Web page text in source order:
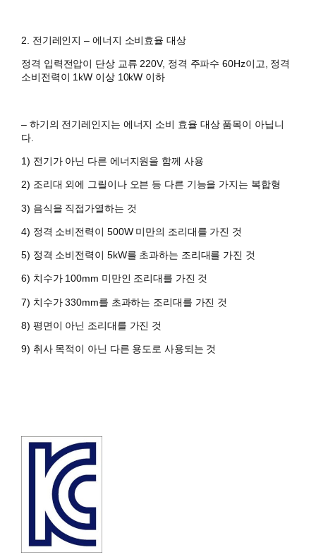
2. 전기레인지 – 에너지 소비효율 대상
정격 입력전압이 단상 교류 220V, 정격 주파수 60Hz이고, 정격
소비전력이 1kW 이상 10kW 이하
– 하기의 전기레인지는 에너지 소비 효율 대상 품목이 아닙니
다.
1) 전기가 아닌 다른 에너지원을 함께 사용
2) 조리대 외에 그릴이나 오븐 등 다른 기능을 가지는 복합형
3) 음식을 직접가열하는 것
4) 정격 소비전력이 500W 미만의 조리대를 가진 것
5) 정격 소비전력이 5kW를 초과하는 조리대를 가진 것
6) 치수가 100mm 미만인 조리대를 가진 것
7) 치수가 330mm를 초과하는 조리대를 가진 것
8) 평면이 아닌 조리대를 가진 것
9) 취사 목적이 아닌 다른 용도로 사용되는 것